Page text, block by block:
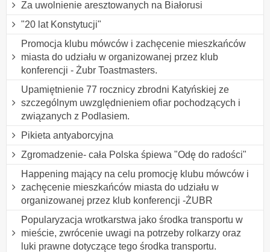
Za uwolnienie aresztowanych na Białorusi
"20 lat Konstytucji"
Promocja klubu mówców i zachęcenie mieszkańców
miasta do udziału w organizowanej przez klub
konferencji - Żubr Toastmasters.
Upamiętnienie 77 rocznicy zbrodni Katyńskiej ze
szczególnym uwzględnieniem ofiar pochodzących i
związanych z Podlasiem.
Pikieta antyaborcyjna
Zgromadzenie- cała Polska śpiewa "Odę do radości"
Happening mający na celu promocję klubu mówców i
zachęcenie mieszkańców miasta do udziału w
organizowanej przez klub konferencji -ŻUBR
Popularyzacja wrotkarstwa jako środka transportu w
mieście, zwrócenie uwagi na potrzeby rolkarzy oraz
luki prawne dotyczące tego środka transportu.